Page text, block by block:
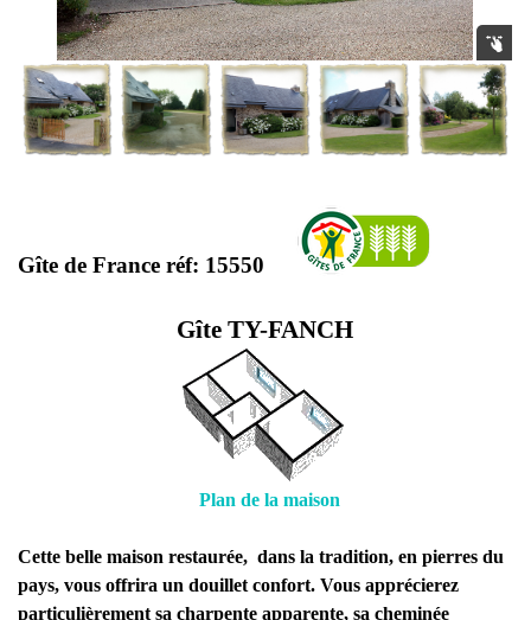
Gîte de France réf: 15550
Gîte TY-FANCH
Plan de la maison
Cette belle maison restaurée, dans la tradition, en pierres du
pays, vous offrira un douillet confort. Vous apprécierez
particulièrement sa charpente apparente, sa cheminée